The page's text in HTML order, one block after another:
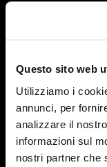
Questo sito web
Utilizziamo i
annunci, per
analizzare il
informazioni sul
nostri partner che